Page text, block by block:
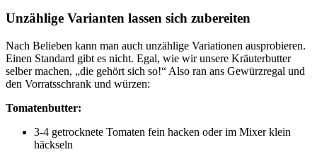
Unzählige Varianten lassen sich zubereiten
Nach Belieben kann man auch unzählige Variationen ausprobieren.
Einen Standard gibt es nicht. Egal, wie wir unsere Kräuterbutter
selber machen, „die gehört sich so!“ Also ran ans Gewürzregal und
den Vorratsschrank und würzen:
Tomatenbutter:
3-4 getrocknete Tomaten fein hacken oder im Mixer klein
häckseln